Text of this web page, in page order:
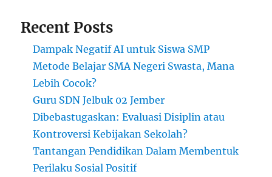
Recent Posts
Dampak Negatif AI untuk Siswa SMP
Metode Belajar SMA Negeri Swasta, Mana
Lebih Cocok?
Guru SDN Jelbuk 02 Jember
Dibebastugaskan: Evaluasi Disiplin atau
Kontroversi Kebijakan Sekolah?
Tantangan Pendidikan Dalam Membentuk
Perilaku Sosial Positif